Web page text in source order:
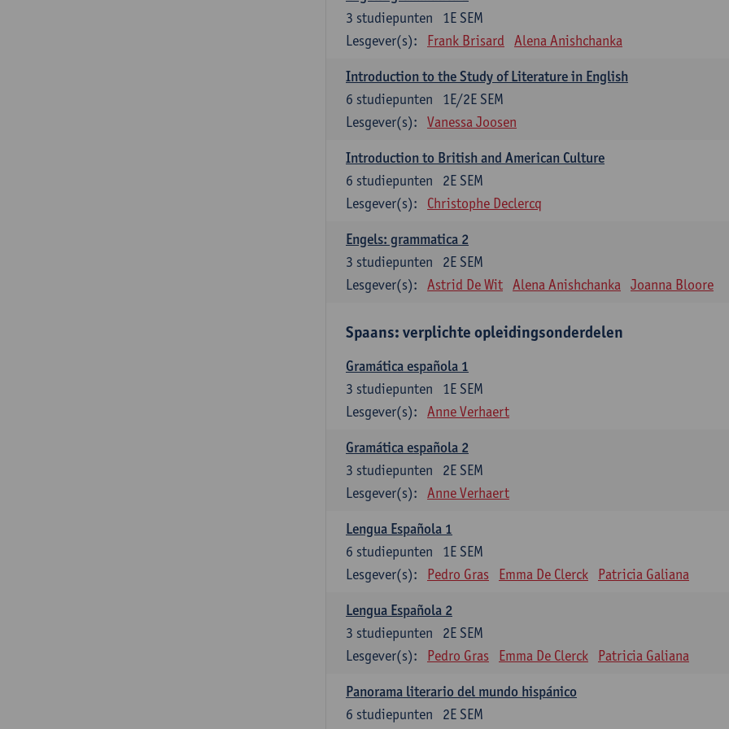
1E SEM
3 studiepunten
Lesgever(s):
Frank Brisard Alena Anishchanka
Introduction to the Study of Literature in English
1E/2E SEM
6 studiepunten
Lesgever(s):
Vanessa Joosen
Introduction to British and American Culture
2E SEM
6 studiepunten
Lesgever(s):
Christophe Declercq
Engels: grammatica 2
2E SEM
3 studiepunten
Lesgever(s):
Astrid De Wit Alena Anishchanka Joanna Bloore
Spaans: verplichte opleidingsonderdelen
Gramática española 1
1E SEM
3 studiepunten
Lesgever(s):
Anne Verhaert
Gramática española 2
2E SEM
3 studiepunten
Lesgever(s):
Anne Verhaert
Lengua Española 1
1E SEM
6 studiepunten
Lesgever(s):
Pedro Gras Emma De Clerck Patricia Galiana
Lengua Española 2
2E SEM
3 studiepunten
Lesgever(s):
Pedro Gras Emma De Clerck Patricia Galiana
Panorama literario del mundo hispánico
2E SEM
6 studiepunten